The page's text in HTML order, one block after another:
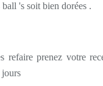
's soit bien dorées .
refaire prenez votre
jours